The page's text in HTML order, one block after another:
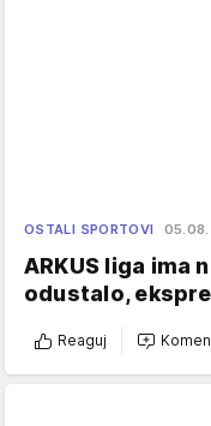
OSTALI SPORTOVI
ARKUS liga ima
odustalo,
Reaguj